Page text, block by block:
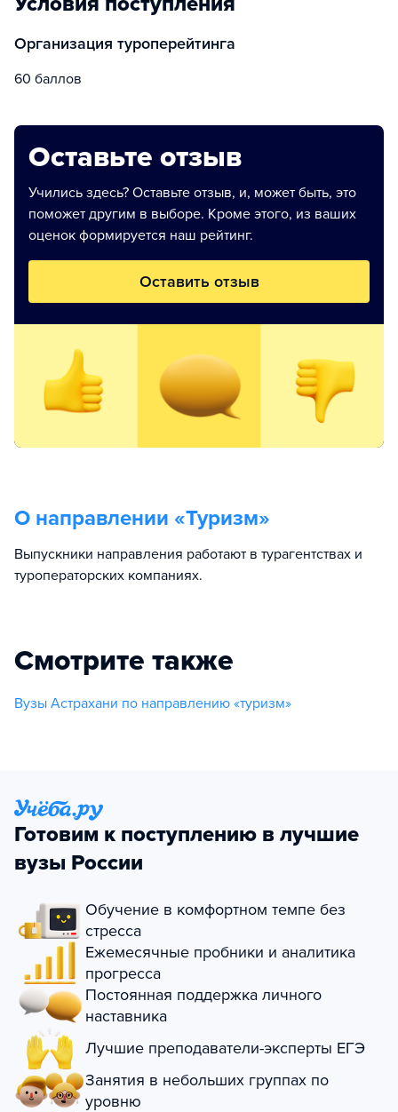
Организация туроперейтинга
60 баллов
Оставьте отзыв
Учились здесь? Оставьте отзыв, и, может быть, это
поможет другим в выборе. Кроме этого, из ваших
оценок формируется наш рейтинг.
Оставить отзыв
О направлении «Туризм»
Выпускники направления работают в турагентствах и
туроператорских компаниях.
Смотрите также
Вузы Астрахани по направлению «туризм»
Готовим к поступлению в лучшие
вузы России
Обучение в комфортном темпе без
стресса
Ежемесячные пробники и аналитика
прогресса
Постоянная поддержка личного
наставника
Лучшие преподаватели-эксперты ЕГЭ
Занятия в небольших группах по
уровню